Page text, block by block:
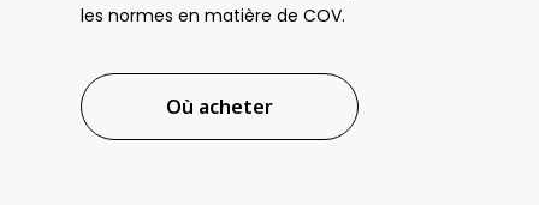
les normes en matière de COV.
Où acheter